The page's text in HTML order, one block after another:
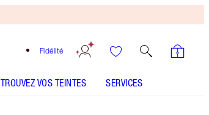
Fidélité
TROUVEZ VOS TEINTES SERVICES